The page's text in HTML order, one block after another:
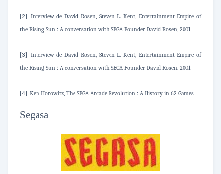
[2]
Interview de David Rosen, Steven L. Kent, Entertainment Empire of
the Rising Sun : A conversation with SEGA Founder David Rosen, 2001
[3]
Interview de David Rosen, Steven L. Kent, Entertainment Empire of
the Rising Sun : A conversation with SEGA Founder David Rosen, 2001
[4] Ken Horowitz, The SEGA Arcade Revolution : A History in 62 Games
Segasa